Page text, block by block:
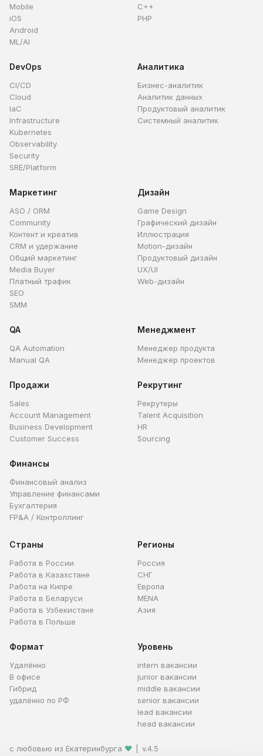
Mobile
iOS
Android
ML/AI
C++
PHP
DevOps
CI/CD
Cloud
IaC
Infrastructure
Kubernetes
Observability
Security
SRE/Platform
Аналитика
Бизнес-аналитик
Аналитик данных
Продуктовый аналитик
Системный аналитик
Маркетинг
ASO / ORM
Community
Контент и креатив
CRM и удержание
Общий маркетинг
Media Buyer
Платный трафик
SEO
SMM
Дизайн
Game Design
Графический дизайн
Иллюстрация
Motion-дизайн
Продуктовый дизайн
UX/UI
Web-дизайн
QA
QA Automation
Manual QA
Менеджмент
Менеджер продукта
Менеджер проектов
Продажи
Sales
Account Management
Business Development
Customer Success
Рекрутинг
Рекрутеры
Talent Acquisition
HR
Sourcing
Финансы
Финансовый анализ
Управление финансами
Бухгалтерия
FP&A / Контроллинг
Страны
Работа в России
Работа в Казахстане
Работа на Кипре
Работа в Беларуси
Работа в Узбекистане
Работа в Польше
Регионы
Россия
СНГ
Европа
MENA
Азия
Формат
Удалённо
В офисе
Гибрид
удалённо по РФ
Уровень
intern вакансии
junior вакансии
middle вакансии
senior вакансии
lead вакансии
head вакансии
с любовью из Екатеринбурга ❤ v.4.5